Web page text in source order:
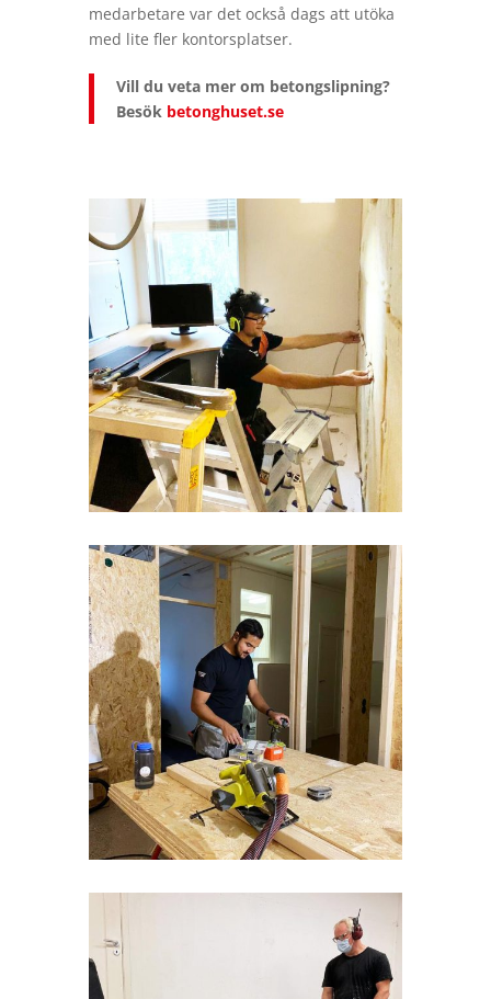
medarbetare var det också dags att utöka
med lite fler kontorsplatser.
Vill du veta mer om betongslipning?
Besök betonghuset.se